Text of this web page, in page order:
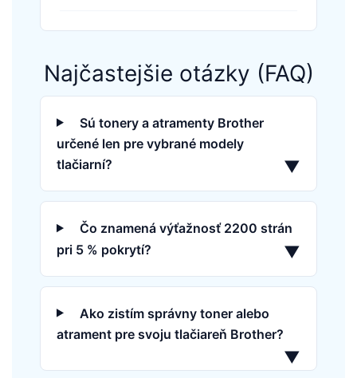
Najčastejšie otázky (FAQ)
Sú tonery a atramenty Brother
určené len pre vybrané modely
tlačiarní?
▼
Čo znamená výťažnosť 2200 strán
pri 5 % pokrytí?
▼
Ako zistím správny toner alebo
atrament pre svoju tlačiareň Brother?
▼